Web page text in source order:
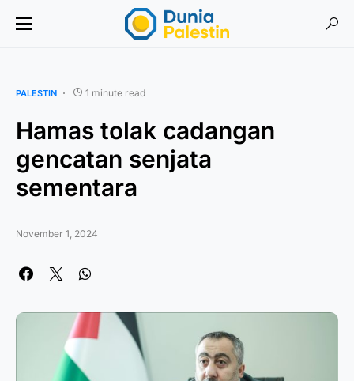
PALESTIN 1 minute read
Hamas tolak cadangan
gencatan senjata
sementara
November 1, 2024